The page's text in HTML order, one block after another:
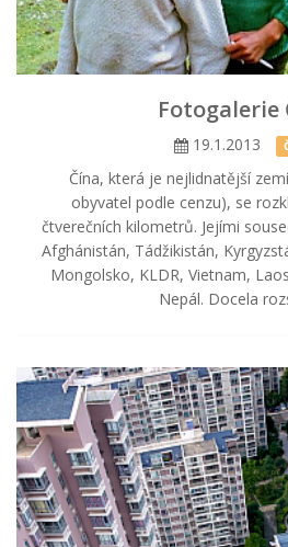
Fotogalerie
19.1.2013
Čína, která je nejlidnatější
obyvatel podle cenzu), se
čtverečních kilometrů. Jejími
Afghánistán, Tádžikistán,
Mongolsko, KLDR, Vietnam,
Nepál. Docela